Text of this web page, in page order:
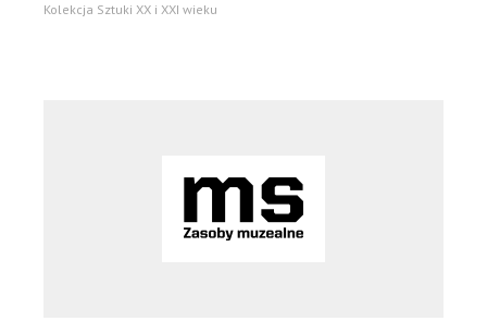
Kolekcja Sztuki XX i XXI wieku